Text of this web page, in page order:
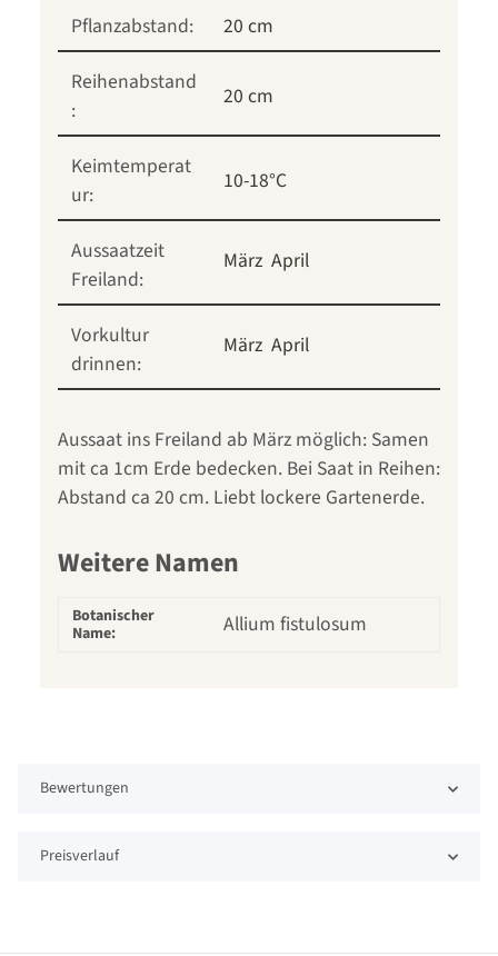
Pflanzabstand:
20 cm
Reihenabstand
:
20 cm
Keimtemperat
ur:
10-18°C
Aussaatzeit
Freiland:
März April
Vorkultur
drinnen:
März April
Aussaat ins Freiland ab März möglich: Samen
mit ca 1cm Erde bedecken. Bei Saat in Reihen:
Abstand ca 20 cm. Liebt lockere Gartenerde.
Weitere Namen
Botanischer
Name:
Allium fistulosum
Bewertungen
Preisverlauf